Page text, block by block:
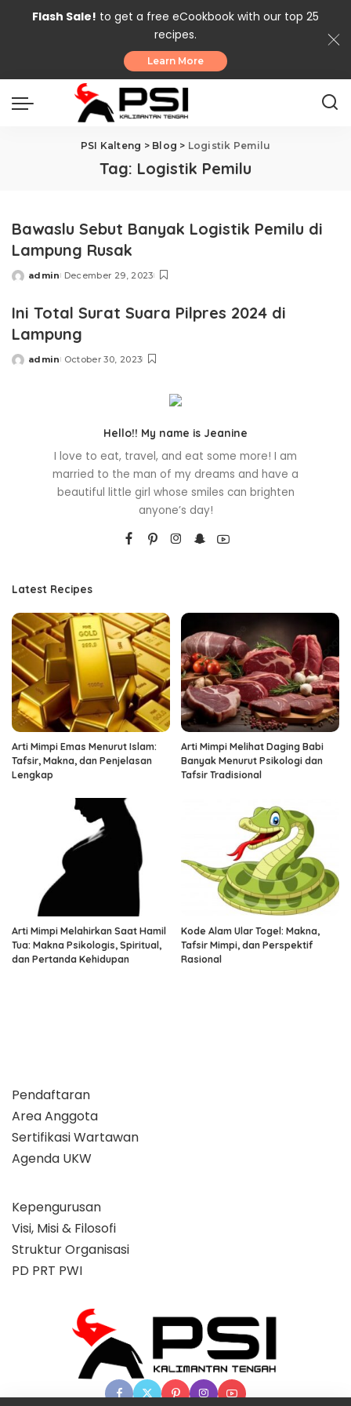
Flash Sale! to get a free eCookbook with our top 25
recipes.
Learn More
PSI Kalteng > Blog > Logistik Pemilu
Tag: Logistik Pemilu
Bawaslu Sebut Banyak Logistik Pemilu di
Lampung Rusak
Posted
admin December 29, 2023
Ini Total Surat Suara Pilpres 2024 di
Lampung
Posted
admin October 30, 2023
Hello!! My name is Jeanine
I love to eat, travel, and eat some more! I am
married to the man of my dreams and have a
beautiful little girl whose smiles can brighten
anyone’s day!
Latest Recipes
Arti Mimpi Emas Menurut Islam:
Tafsir, Makna, dan Penjelasan
Lengkap
Arti Mimpi Melihat Daging Babi
Banyak Menurut Psikologi dan
Tafsir Tradisional
Arti Mimpi Melahirkan Saat Hamil
Tua: Makna Psikologis, Spiritual,
dan Pertanda Kehidupan
Kode Alam Ular Togel: Makna,
Tafsir Mimpi, dan Perspektif
Rasional
Pendaftaran
Area Anggota
Sertifikasi Wartawan
Agenda UKW
Kepengurusan
Visi, Misi & Filosofi
Struktur Organisasi
PD PRT PWI